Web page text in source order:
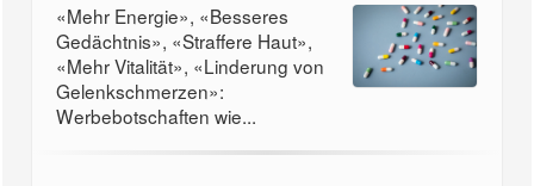
«Mehr Energie», «Besseres
Gedächtnis», «Straffere Haut»,
«Mehr Vitalität», «Linderung von
Gelenkschmerzen»:
Werbebotschaften wie...